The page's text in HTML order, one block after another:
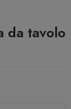
da tavolo